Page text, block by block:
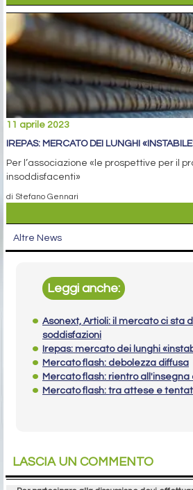
11 aprile 2023
IREPAS: MERCATO DEI LUNGHI
Per l’associazione «le prospettive per il
insoddisfacenti»
di Stefano Gennari
Altre News
Leggi anche:
Asonext, Artioli: il mercato ci sta
soddisfazioni
Irepas: mercato dei lunghi
Mercato flash: debolezza diffusa
Mercato flash: rientro
Mercato flash: tra attese e
LASCIA UN COMMENTO